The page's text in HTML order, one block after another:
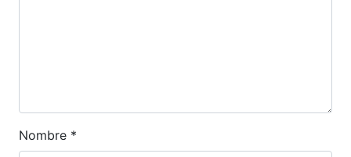
Nombre *